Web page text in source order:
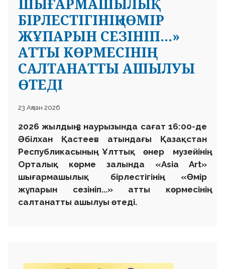
БІРЛЕСТІГІНІҢ «ӨМІР
ЖҰПАРЫН СЕЗІНІП...»
АТТЫ КӨРМЕСІНІҢ
САЛТАНАТТЫ АШЫЛУЫ
ӨТЕДІ
23 Ақпан 2026
2026 жылдың 3 наурызында сағат 16:00-де
Әбілхан Қастеев атындағы Қазақстан
Республикасының Ұлттық өнер музейінің
Орталық көрме залында «Asia Art»
шығармашылық бірлестігінің «Өмір
жұпарын сезініп...» атты көрмесінің
салтанатты ашылуы өтеді.